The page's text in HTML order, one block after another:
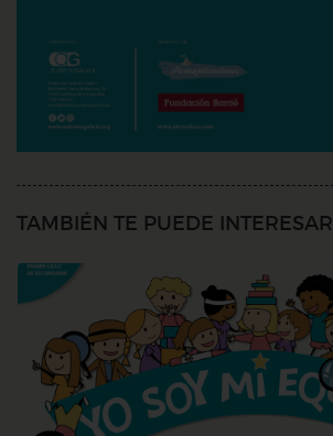
TAMBIÉN TE PUEDE INTERESAR